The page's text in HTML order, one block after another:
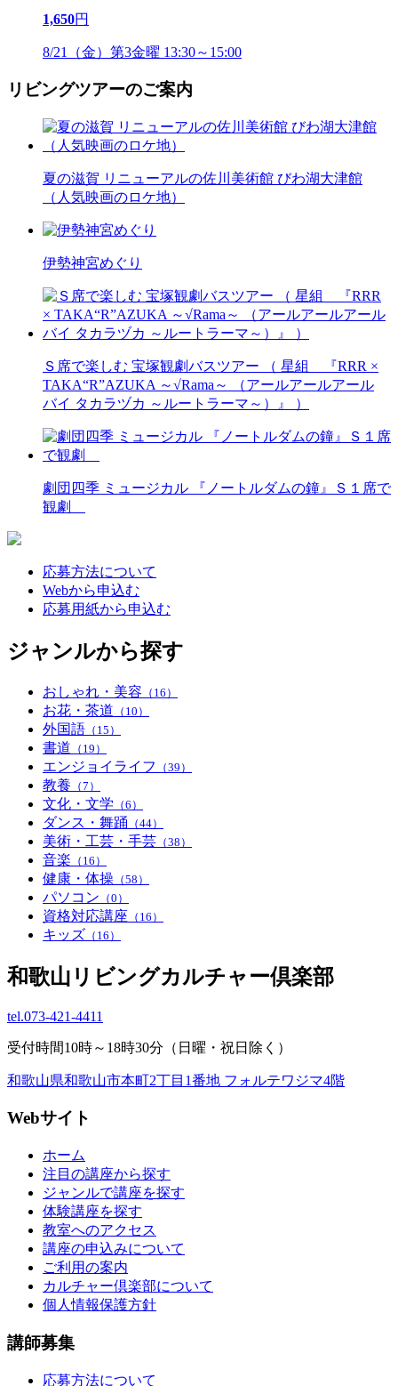
1,650円
8/21（金）第3金曜 13:30～15:00
リビングツアーのご案内
夏の滋賀 リニューアルの佐川美術館 びわ湖大津館
（人気映画のロケ地）
伊勢神宮めぐり
Ｓ席で楽しむ 宝塚観劇バスツアー （ 星組 『RRR ×
TAKA“R”AZUKA ～√Rama～ （アールアールアール
バイ タカラヅカ ～ルートラーマ～）』 ）
劇団四季 ミュージカル 『ノートルダムの鐘』Ｓ１席で
観劇
応募方法について
Webから申込む
応募用紙から申込む
ジャンルから探す
おしゃれ・美容 （16）
お花・茶道 （10）
外国語 （15）
書道 （19）
エンジョイライフ （39）
教養 （7）
文化・文学 （6）
ダンス・舞踊 （44）
美術・工芸・手芸 （38）
音楽 （16）
健康・体操 （58）
パソコン （0）
資格対応講座 （16）
キッズ （16）
和歌山リビングカルチャー倶楽部
tel.073-421-4411
受付時間10時～18時30分（日曜・祝日除く）
和歌山県和歌山市本町2丁目1番地 フォルテワジマ4階
Webサイト
ホーム
注目の講座から探す
ジャンルで講座を探す
体験講座を探す
教室へのアクセス
講座の申込みについて
ご利用の案内
カルチャー倶楽部について
個人情報保護方針
講師募集
応募方法について